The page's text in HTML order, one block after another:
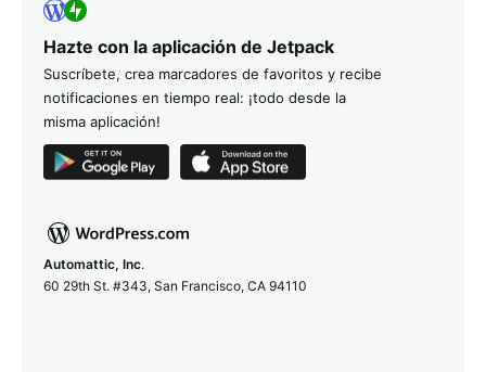
Hazte con la aplicación de Jetpack
Suscríbete, crea marcadores de favoritos y recibe
notificaciones en tiempo real: ¡todo desde la
misma aplicación!
Automattic, Inc.
60 29th St. #343, San Francisco, CA 94110